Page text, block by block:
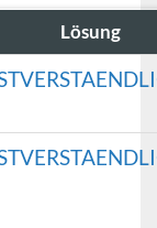
Lösung